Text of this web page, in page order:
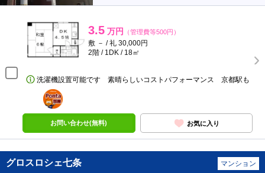
3.5 万円 （管理費等500円）
敷 － / 礼 30,000円
2階 / 1DK / 18㎡
洗濯機設置可能です 素晴らしいコストパフォーマンス 京都駅も
ポンタ
部屋
お問い合わせ(無料) お気に入り
グロスロシェ七条 マンション